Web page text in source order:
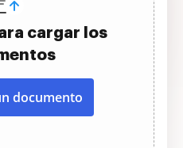
cargar los
documento